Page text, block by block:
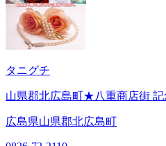
タニグチ
山県郡北広島町★八重商店街 記
広島県山県郡北広島町